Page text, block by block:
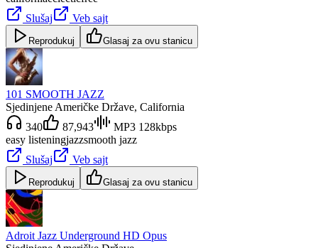
Slušaj
Veb sajt
Reprodukuj Glasaj za ovu stanicu
101 SMOOTH JAZZ
Sjedinjene Američke Države, California
340
87,943
MP3 128kbps
easy listeningjazzsmooth jazz
Slušaj
Veb sajt
Reprodukuj Glasaj za ovu stanicu
Adroit Jazz Underground HD Opus